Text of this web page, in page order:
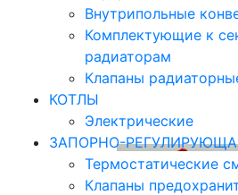
Внутрипольные
Комплектующие к
радиаторам
Клапаны
КОТЛЫ
Электрические
ЗАПОРНО-
Термостатические
Клапаны